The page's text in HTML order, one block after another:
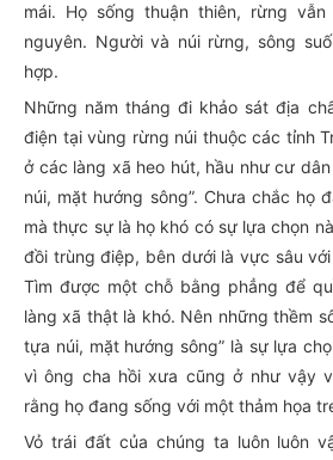
mái. Họ sống thuận thiên, rừng
nguyên. Người và núi rừng, sông
hợp.
Những năm tháng đi khảo sát địa
điện tại vùng rừng núi thuộc các tỉnh
ở các làng xã heo hút, hầu như cư
núi, mặt hướng sông”. Chưa chắc họ
mà thực sự là họ khó có sự lựa chọn
đồi trùng điệp, bên dưới là vực sâu
Tìm được một chỗ bằng phẳng để
làng xã thật là khó. Nên những thềm
tựa núi, mặt hướng sông” là sự lựa
vì ông cha hồi xưa cũng ở như vậy
rằng họ đang sống với một thảm họa
Vỏ trái đất của chúng ta luôn luôn